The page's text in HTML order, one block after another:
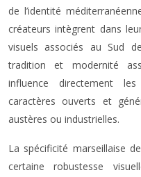
de l’identité
créateurs intègrent dans
visuels associés au Sud
tradition et modernité
influence directement
caractères ouverts et
austères ou industrielles.
La spécificité marseillaise
certaine robustesse